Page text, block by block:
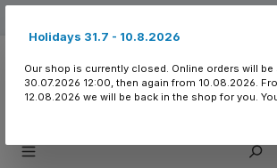
Holidays 31.7 - 10.8.2026
Our shop is currently closed. Online orders will be
30.07.2026 12:00, then again from 10.08.2026.
12.08.2026 we will be back in the shop for you.